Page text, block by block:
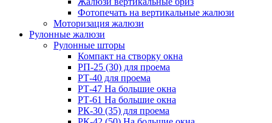
Фотопечать на вертикальные жалюзи
Моторизация жалюзи
Рулонные жалюзи
Рулонные шторы
Компакт на створку окна
РП-25 (30) для проема
РТ-40 для проема
РТ-47 На большие окна
РТ-61 На большие окна
РК-30 (35) для проема